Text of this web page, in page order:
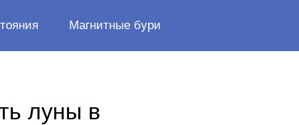
Магнитные бури
луны в